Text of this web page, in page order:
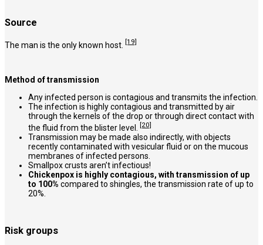
Source
The man is the only known host. [19]
Method of transmission
Any infected person is contagious and transmits the infection.
The infection is highly contagious and transmitted by air
through the kernels of the drop or through direct contact with
the fluid from the blister level.
[20]
Transmission may be made also indirectly, with objects
recently contaminated with vesicular fluid or on the mucous
membranes of infected persons.
Smallpox crusts aren’t infectious!
Chickenpox is highly contagious, with transmission of up
to 100% compared to shingles, the transmission rate of up to
20%.
Risk groups